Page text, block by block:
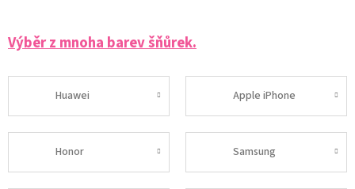
Výběr z mnoha barev šňůrek.
Huawei Apple iPhone
Honor Samsung